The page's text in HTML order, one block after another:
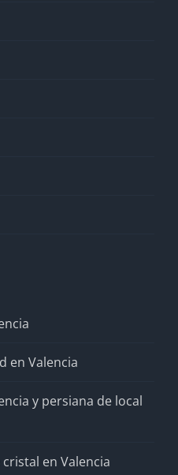
en Valencia
y persiana de local
en Valencia